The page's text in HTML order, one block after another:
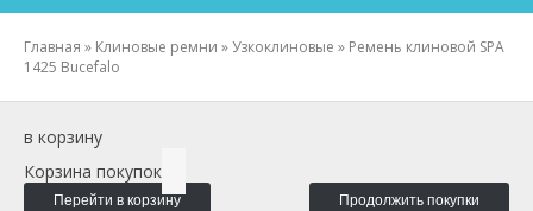
Главная » Клиновые ремни »Узкоклиновые » Ремень клиновой SPA
1425 Bucefalo
в корзину
Корзина покупок
Перейти в корзину Продолжить покупки